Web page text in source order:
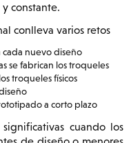
constante.
conlleva varios retos
cada nuevo diseño
se fabrican los troqueles
troqueles físicos
a corto plazo
cuando los